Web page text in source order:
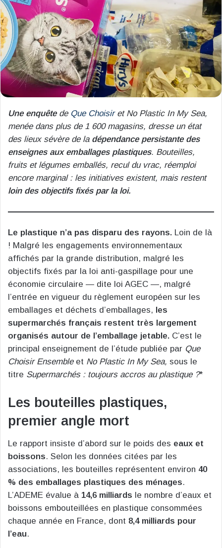
Une enquêtede Que Choisiret No Plastic In My Sea,
menée dans plus de 1 600 magasins, dresse un état
des lieux sévère de la dépendance persistante des
enseignes aux emballages plastiques. Bouteilles,
fruits et légumes emballés, recul du vrac, réemploi
encore marginal : les initiatives existent, mais restent
loin des objectifs fixés par la loi.
Le plastique n’a pas disparu des rayons. Loin de là
! Malgré les engagements environnementaux
affichés par la grande distribution, malgré les
objectifs fixés par la loi anti-gaspillage pour une
économie circulaire — dite loi AGEC —, malgré
l’entrée en vigueur du règlement européen sur les
emballages et déchets d’emballages, les
supermarchés français restent très largement
organisés autour de l’emballage jetable. C’est le
principal enseignement de l’étude publiée par Que
Choisir Ensembleet No Plastic In My Sea, sous le
titre Supermarchés : toujours accros au plastique ?*
Les bouteilles plastiques,
premier angle mort
Le rapport insiste d’abord sur le poids des eaux et
boissons. Selon les données citées par les
associations, les bouteilles représentent environ 40
% des emballages plastiques des ménages.
L’ADEME évalue à 14,6 milliards le nombre d’eaux et
boissons embouteillées en plastique consommées
chaque année en France, dont 8,4 milliards pour
l’eau.